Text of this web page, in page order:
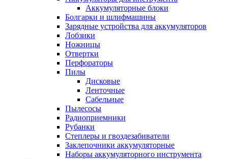
Аккумуляторные блоки
Болгарки и шлифмашины
Зарядные устройства для аккумуляторов
Лобзики
Ножницы
Отвертки
Перфораторы
Пилы
Дисковые
Ленточные
Сабельные
Пылесосы
Радиоприемники
Рубанки
Степлеры и гвоздезабиватели
Заклепочники аккумуляторные
Наборы аккумуляторного инструмента